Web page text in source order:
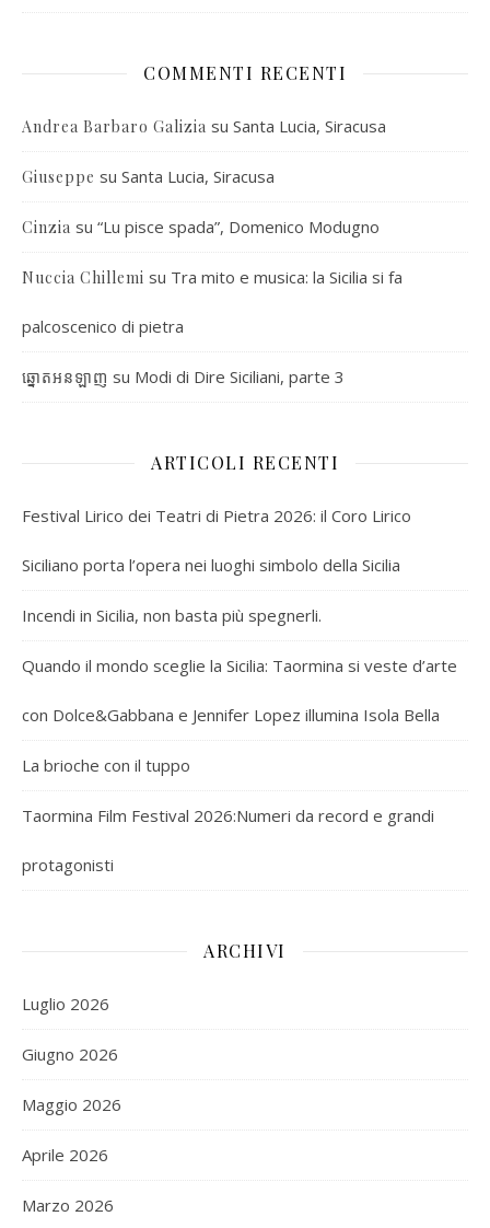
COMMENTI RECENTI
Andrea Barbaro Galizia su Santa Lucia, Siracusa
Giuseppe su Santa Lucia, Siracusa
Cinzia su “Lu pisce spada”, Domenico Modugno
Nuccia Chillemi su Tra mito e musica: la Sicilia si fa
palcoscenico di pietra
ឆ្នោតអនឡាញ su Modi di Dire Siciliani, parte 3
ARTICOLI RECENTI
Festival Lirico dei Teatri di Pietra 2026: il Coro Lirico
Siciliano porta l’opera nei luoghi simbolo della Sicilia
Incendi in Sicilia, non basta più spegnerli.
Quando il mondo sceglie la Sicilia: Taormina si veste d’arte
con Dolce&Gabbana e Jennifer Lopez illumina Isola Bella
La brioche con il tuppo
Taormina Film Festival 2026:Numeri da record e grandi
protagonisti
ARCHIVI
Luglio 2026
Giugno 2026
Maggio 2026
Aprile 2026
Marzo 2026